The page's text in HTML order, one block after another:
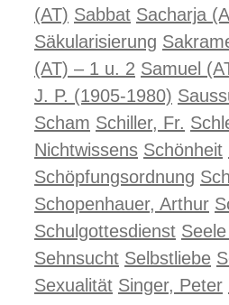
(AT) Sabbat Sacharja
Säkularisierung
(AT) – 1 u. 2 Samuel
J. P. (1905-1980)
Scham Schiller, Fr.
Nichtwissens Schönheit
Schöpfungsordnung
Schopenhauer, Arthur
Schulgottesdienst
Sehnsucht Selbstliebe
Sexualität Singer, Peter